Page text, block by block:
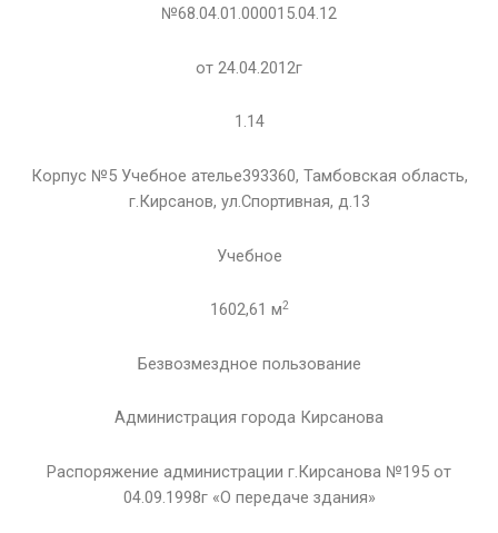
№68.04.01.000015.04.12
от 24.04.2012г
1.14
Корпус №5 Учебное ателье393360, Тамбовская область,
г.Кирсанов, ул.Спортивная, д.13
Учебное
1602,61 м2
Безвозмездное пользование
Администрация города Кирсанова
Распоряжение администрации г.Кирсанова №195 от
04.09.1998г «О передаче здания»